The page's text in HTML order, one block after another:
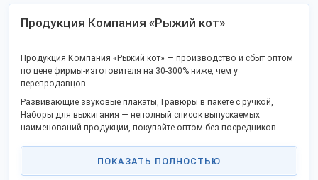
Продукция Компания «Рыжий кот»
Продукция Компания «Рыжий кот» — производство и сбыт оптом
по цене фирмы-изготовителя на 30-300% ниже, чем у
перепродавцов.
Развивающие звуковые плакаты, Гравюры в пакете с ручкой,
Наборы для выжигания — неполный список выпускаемых
наименований продукции, покупайте оптом без посредников.
В каталоге уже известные наименования и новая продукция.
Качество соответствует госстандартам или техническим условиям,
не проигрывает европейским товарам.
ПОКАЗАТЬ ПОЛНОСТЬЮ